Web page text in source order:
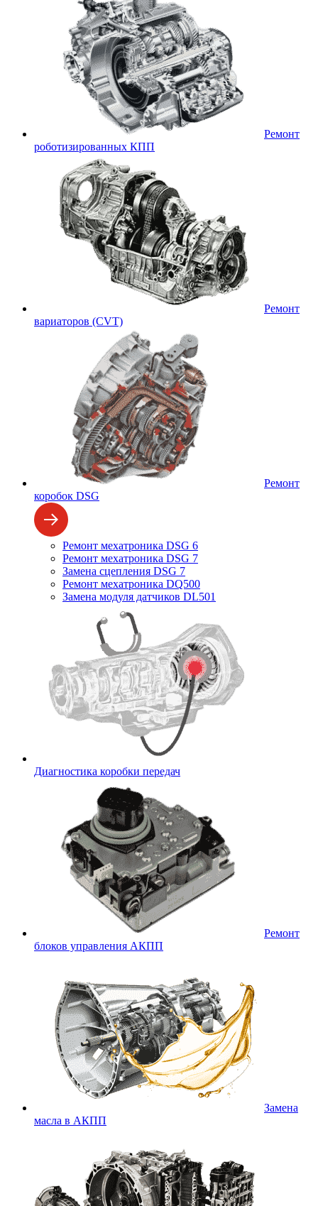
Ремонт
роботизированных КПП
Ремонт
вариаторов (CVT)
Ремонт
коробок DSG
Ремонт мехатроника DSG 6
Ремонт мехатроника DSG 7
Замена сцепления DSG 7
Ремонт мехатроника DQ500
Замена модуля датчиков DL501
Диагностика коробки передач
Ремонт
блоков управления АКПП
Замена
масла в АКПП